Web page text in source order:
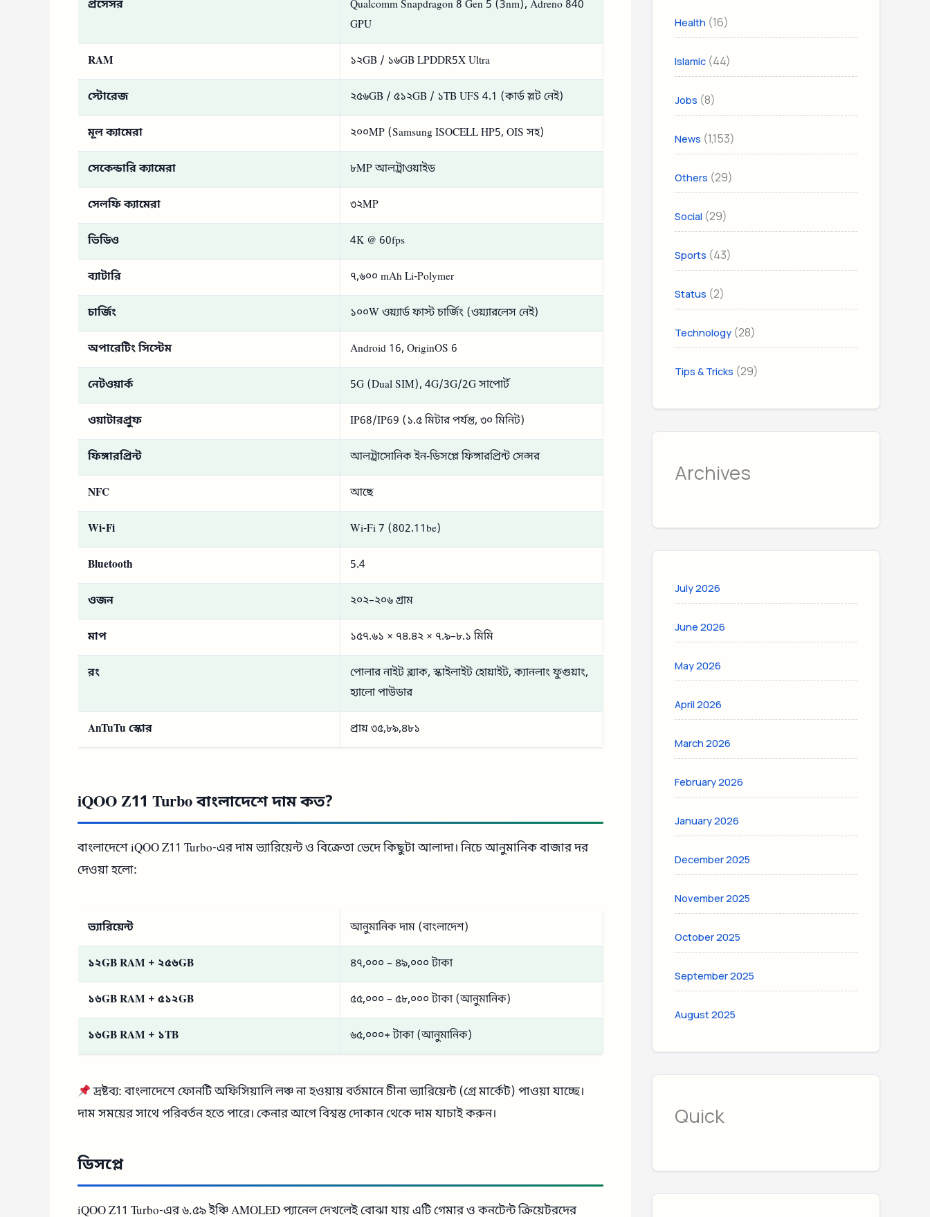
প্রসেসর
Qualcomm Snapdragon 8 Gen 5 (3nm), Adreno 840
GPU
RAM ১২GB / ১৬GB LPDDR5X Ultra
স্টোরেজ ২৫৬GB / ৫১২GB / ১TB UFS 4.1 (কার্ড স্লট নেই)
মূল ক্যামেরা ২০০MP (Samsung ISOCELL HP5, OIS সহ)
সেকেন্ডারি ক্যামেরা ৮MP আলট্রাওয়াইড
সেলফি ক্যামেরা ৩২MP
ভিডিও 4K @ 60fps
ব্যাটারি ৭,৬০০ mAh Li-Polymer
চার্জিং ১০০W ওয়্যার্ড ফাস্ট চার্জিং (ওয়্যারলেস নেই)
অপারেটিং সিস্টেম Android 16, OriginOS 6
নেটওয়ার্ক 5G (Dual SIM), 4G/3G/2G সাপোর্ট
ওয়াটারপ্রুফ IP68/IP69 (১.৫ মিটার পর্যন্ত, ৩০ মিনিট)
ফিঙ্গারপ্রিন্ট আলট্রাসোনিক ইন-ডিসপ্লে ফিঙ্গারপ্রিন্ট সেন্সর
NFC আছে
Wi-Fi Wi-Fi 7 (802.11be)
Bluetooth 5.4
ওজন ২০২–২০৬ গ্রাম
মাপ ১৫৭.৬১ × ৭৪.৪২ × ৭.৯–৮.১ মিমি
রং
পোলার নাইট ব্ল্যাক, স্কাইলাইট হোয়াইট, ক্যানলাং ফুগুয়াং,
হ্যালো পাউডার
AnTuTu স্কোর প্রায় ৩৫,৮৯,৪৮১
iQOO Z11 Turbo বাংলাদেশে দাম কত?
বাংলাদেশে iQOO Z11 Turbo-এর দাম ভ্যারিয়েন্ট ও বিক্রেতা ভেদে কিছুটা আলাদা। নিচে আনুমানিক বাজার দর
দেওয়া হলো:
ভ্যারিয়েন্ট আনুমানিক দাম (বাংলাদেশ)
১২GB RAM + ২৫৬GB ৪৭,০০০ – ৪৯,০০০ টাকা
১৬GB RAM + ৫১২GB ৫৫,০০০ – ৫৮,০০০ টাকা (আনুমানিক)
১৬GB RAM + ১TB ৬৫,০০০+ টাকা (আনুমানিক)
দ্রষ্টব্য: বাংলাদেশে ফোনটি অফিসিয়ালি লঞ্চ না হওয়ায় বর্তমানে চীনা ভ্যারিয়েন্ট (গ্রে মার্কেট) পাওয়া যাচ্ছে।
দাম সময়ের সাথে পরিবর্তন হতে পারে। কেনার আগে বিশ্বস্ত দোকান থেকে দাম যাচাই করুন।
ডিসপ্লে
iQOO Z11 Turbo-এর ৬.৫৯ ইঞ্চি AMOLED প্যানেল দেখলেই বোঝা যায় এটি গেমার ও কনটেন্ট ক্রিয়েটরদের
Health (16)
Islamic (44)
Jobs (8)
News (1,153)
Others (29)
Social (29)
Sports (43)
Status (2)
Technology (28)
Tips & Tricks (29)
Archives
July 2026
June 2026
May 2026
April 2026
March 2026
February 2026
January 2026
December 2025
November 2025
October 2025
September 2025
August 2025
Quick